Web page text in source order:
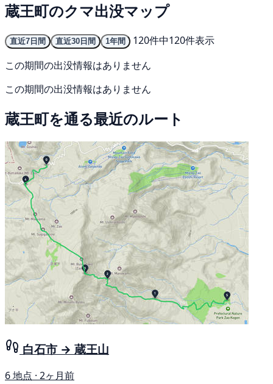
蔵王町のクマ出没マップ
直近7日間 直近30日間 1年間
120件中120件表示
この期間の出没情報はありません
この期間の出没情報はありません
蔵王町を通る最近のルート
白石市 → 蔵王山
6 地点 · 2ヶ月前